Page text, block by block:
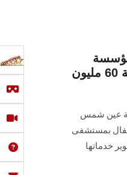
“صحتنا للتنمية” لتجهيز وحدة زرع النخاع للأطفال بتكلفة 60 مليون
عين شمس
بمستشفى
خدماتها